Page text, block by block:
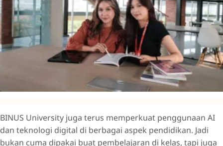
BINUS University juga terus memperkuat penggunaan AI
dan teknologi digital di berbagai aspek pendidikan. Jadi
bukan cuma dipakai buat pembelajaran di kelas, tapi juga